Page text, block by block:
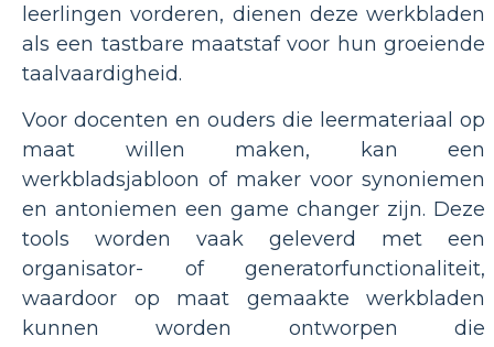
leerlingen vorderen, dienen deze werkbladen
als een tastbare maatstaf voor hun groeiende
taalvaardigheid.
Voor docenten en ouders die leermateriaal op
maat willen maken, kan een
werkbladsjabloon of maker voor synoniemen
en antoniemen een game changer zijn. Deze
tools worden vaak geleverd met een
organisator- of generatorfunctionaliteit,
waardoor op maat gemaakte werkbladen
kunnen worden ontworpen die